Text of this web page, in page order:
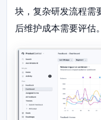
块，复杂研发流程需
后维护成本需要评估。